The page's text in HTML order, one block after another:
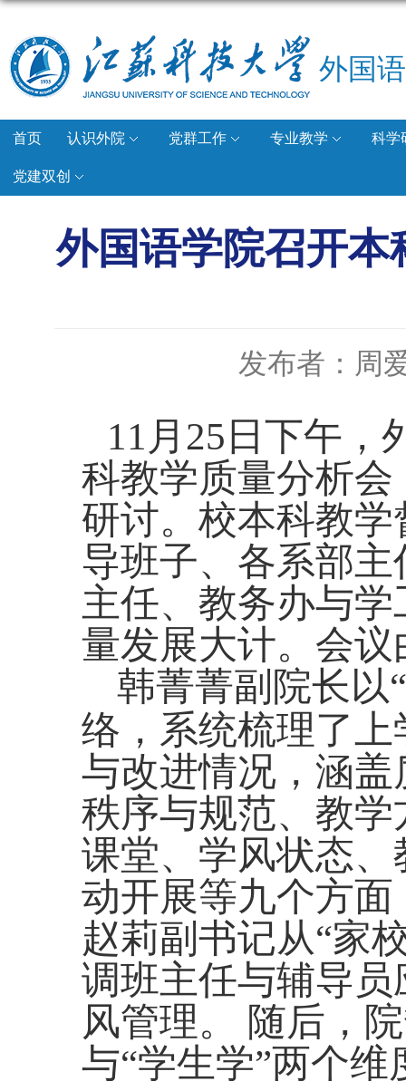
外国
首页 认识外院 党群工作 专业教学 科学
党建双创
外国语学院召开
发布者：周
11 月 25 日下午，
科教学质量分析
研讨。校本科教
导班子、各系部
主任、教务办与
量发展大计。会
韩菁菁副院长以
络，系统梳理了
与改进情况，涵
秩序与规范、教
课堂、学风状态
动开展等九个方
赵莉副书记从“家
调班主任与辅导
风管理。 随后，
与“学生学”两个维